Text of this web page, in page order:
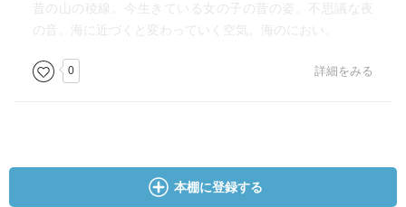
昔の山の稜線。今生きている女の子の昔の姿。不思議な夜
の音。海に近づくと変わっていく空気。海のにおい。
0 詳細をみる
本棚に登録する